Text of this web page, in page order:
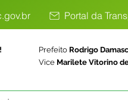
Portal da
Prefeito Rodrigo
Vice Marilete Vitorino